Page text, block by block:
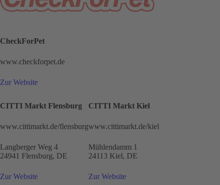
CheckForPet
www.checkforpet.de
Zur Website
CITTI Markt Flensburg
www.cittimarkt.de/flensburg
Langberger Weg 4
24941 Flensburg, DE
Zur Website
CITTI Markt Kiel
www.cittimarkt.de/kiel
Mühlendamm 1
24113 Kiel, DE
Zur Website